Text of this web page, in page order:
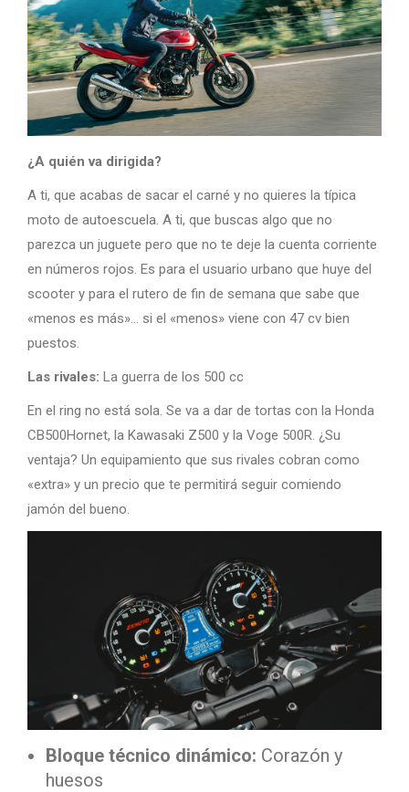
¿A quién va dirigida?
A ti, que acabas de sacar el carné y no quieres la típica
moto de autoescuela. A ti, que buscas algo que no
parezca un juguete pero que no te deje la cuenta corriente
en números rojos. Es para el usuario urbano que huye del
scooter y para el rutero de fin de semana que sabe que
«menos es más»… si el «menos» viene con 47 cv bien
puestos.
Las rivales: La guerra de los 500 cc
En el ring no está sola. Se va a dar de tortas con la Honda
CB500Hornet, la Kawasaki Z500 y la Voge 500R. ¿Su
ventaja? Un equipamiento que sus rivales cobran como
«extra» y un precio que te permitirá seguir comiendo
jamón del bueno.
Bloque técnico dinámico: Corazón y
huesos